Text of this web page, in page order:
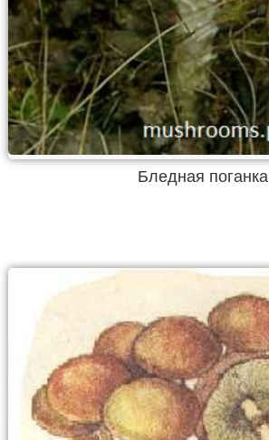
Бледная поганка